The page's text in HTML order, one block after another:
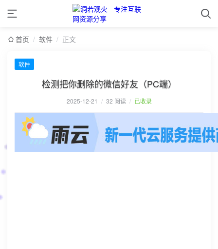
首页 / 软件 / 正文
软件
检测把你删除的微信好友（PC端）
2025-12-21 / 32 阅读 / 已收录